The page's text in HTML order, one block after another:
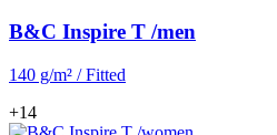
B&C Inspire T /men
140 g/m² / Fitted
+14